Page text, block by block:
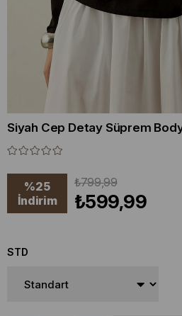
Siyah Cep Detay Süprem
%25
İndirim
₺799,99
₺599,99
STD